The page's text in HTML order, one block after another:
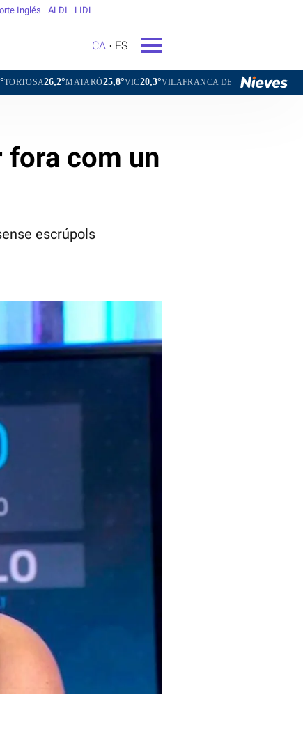
Inglés ALDI LIDL
CA ES
25,8°VIC20,3°VILAFRANCA DEL PENEDÈS22,7° VILANOVA I LA
fora com un
escrúpols